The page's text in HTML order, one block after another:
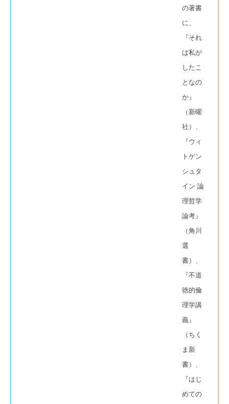
の著書
に、
『それ
は私が
したこ
となの
か』
（新曜
社）、
『ウィ
トゲン
シュタ
イン 論
理哲学
論考』
（角川
選
書）、
『不道
徳的倫
理学講
義』
（ちく
ま新
書）、
『はじ
めての